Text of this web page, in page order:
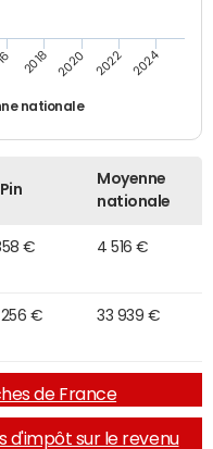
nationale
2018 2020 2022 2024
Moyenne
nationale
€ 4 516 €
256 € 33 939 €
de France
d'impôt sur le revenu